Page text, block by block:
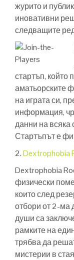
журито и
иновативни
следващите
стартъп, който
аматьорските
на играта си,
информация,
данни на
Стартъпът е
2.Dextrophobia
Dextrophobia
физически
които след
отбори от 2-ма
души са
рамките на
трябва да
мистерии в